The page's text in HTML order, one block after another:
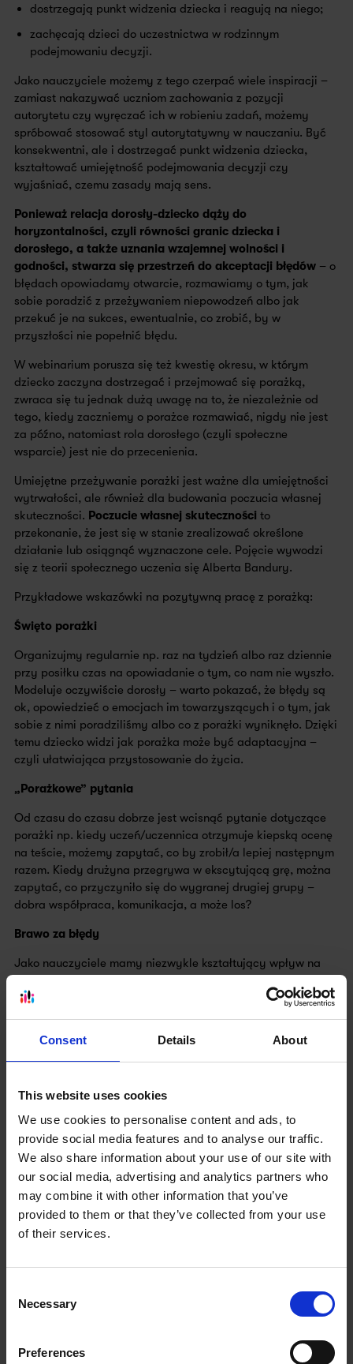
Consent Details About
This website uses cookies
We use cookies to personalise content and ads, to
provide social media features and to analyse our traffic.
We also share information about your use of our site with
our social media, advertising and analytics partners who
may combine it with other information that you’ve
provided to them or that they’ve collected from your use
of their services.
Selection
Necessary
Preferences
dostrzegają punkt widzenia dziecka i reagują na niego;
zachęcają dzieci do uczestnictwa w rodzinnym
podejmowaniu decyzji.
Jako nauczyciele możemy z tego czerpać wiele inspiracji –
zamiast nakazywać uczniom zachowania z pozycji
autorytetu czy wyręczać ich w robieniu zadań, możemy
spróbować stosować styl autorytatywny w nauczaniu. Być
konsekwentni, ale i dostrzegać punkt widzenia dziecka,
kształtować umiejętność podejmowania decyzji czy
wyjaśniać, czemu zasady mają sens.
Ponieważ relacja dorosły-dziecko dąży do
horyzontalności, czyli równości granic dziecka i
dorosłego, a także uznania wzajemnej wolności i
godności, stwarza się przestrzeń do akceptacji błędów – o
błędach opowiadamy otwarcie, rozmawiamy o tym, jak
sobie poradzić z przeżywaniem niepowodzeń albo jak
przekuć je na sukces, ewentualnie, co zrobić, by w
przyszłości nie popełnić błędu.
W webinarium porusza się też kwestię okresu, w którym
dziecko zaczyna dostrzegać i przejmować się porażką,
zwraca się tu jednak dużą uwagę na to, że niezależnie od
tego, kiedy zaczniemy o porażce rozmawiać, nigdy nie jest
za późno, natomiast rola dorosłego (czyli społeczne
wsparcie) jest nie do przecenienia.
Umiejętne przeżywanie porażki jest ważne dla umiejętności
wytrwałości, ale również dla budowania poczucia własnej
skuteczności. Poczucie własnej skuteczności to
przekonanie, że jest się w stanie zrealizować określone
działanie lub osiągnąć wyznaczone cele. Pojęcie wywodzi
się z teorii społecznego uczenia się Alberta Bandury.
Przykładowe wskazówki na pozytywną pracę z porażką:
Święto porażki
Organizujmy regularnie np. raz na tydzień albo raz dziennie
przy posiłku czas na opowiadanie o tym, co nam nie wyszło.
Modeluje oczywiście dorosły – warto pokazać, że błędy są
ok, opowiedzieć o emocjach im towarzyszących i o tym, jak
sobie z nimi poradziliśmy albo co z porażki wyniknęło. Dzięki
temu dziecko widzi jak porażka może być adaptacyjna –
czyli ułatwiająca przystosowanie do życia.
„Porażkowe” pytania
Od czasu do czasu dobrze jest wcisnąć pytanie dotyczące
porażki np. kiedy uczeń/uczennica otrzymuje kiepską ocenę
na teście, możemy zapytać, co by zrobił/a lepiej następnym
razem. Kiedy drużyna przegrywa w ekscytującą grę, można
zapytać, co przyczyniło się do wygranej drugiej grupy –
dobra współpraca, komunikacja, a może los?
Brawo za błędy
Jako nauczyciele mamy niezwykle kształtujący wpływ na
odpowiadają na pytanie błędnie, możemy im podziękować
zamiast bić brawo wygranemu/ej, pogratulować osobie,
która przegrała. Taka postawa ułatwia zaakceptować
porażkę i popatrzeć na nią z innej perspektywy.
Pięć rzeczy do poprawy
Następnym razem, jeśli możesz, zaproponuj uczniowi,
któremu nie poszedł test, aby zamiast go poprawiał, wypisał
Po ustalonym czasie sprawdź, czy uczeń powtórzył
Taniec przegranego / dyplom za ostatnie miejsce
Nieco przewrotne pomysły, jednak zaskakująco lubiane
przez dzieci. Kiedy gracie w gry, wygrany/a oczywiście